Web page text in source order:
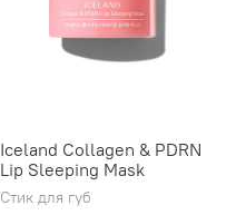
Iceland Collagen & PDRN
Lip Sleeping Mask
Стик для губ